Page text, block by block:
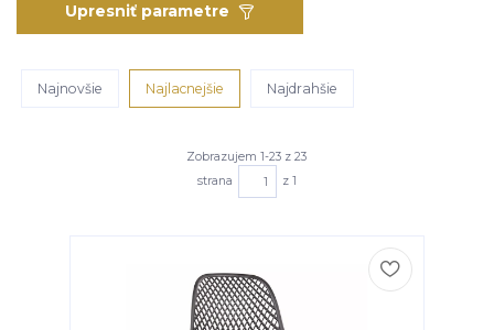
Upresniť parametre
Najnovšie Najlacnejšie Najdrahšie
Zobrazujem 1-23 z 23
strana
z 1